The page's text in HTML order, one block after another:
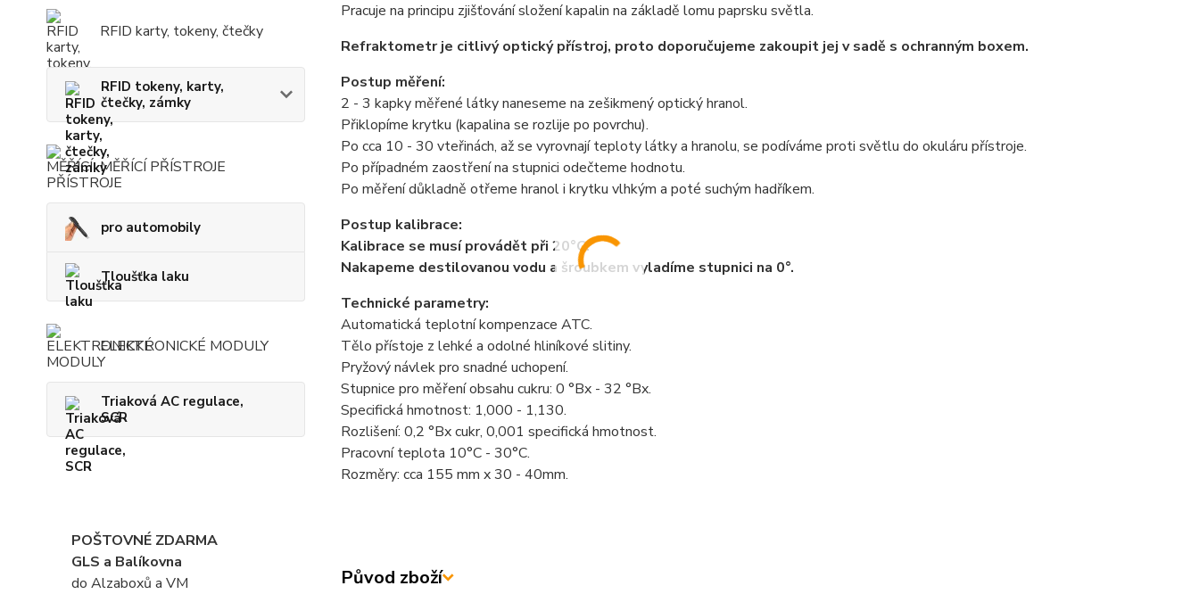
RFID karty, tokeny, čtečky
RFID tokeny, karty,
čtečky, zámky
MĚŘÍCÍ PŘÍSTROJE
pro automobily
Tloušťka laku
ELEKTRONICKÉ MODULY
Triaková AC regulace,
SCR
POŠTOVNÉ ZDARMA
GLS a Balíkovna
do Alzaboxů a VM
Pracuje na principu zjišťování složení kapalin na základě lomu paprsku světla.
Refraktometr je citlivý optický přístroj, proto doporučujeme zakoupit jej v sadě s ochranným boxem.
Postup měření:
2 - 3 kapky měřené látky naneseme na zešikmený optický hranol.
Přiklopíme krytku (kapalina se rozlije po povrchu).
Po cca 10 - 30 vteřinách, až se vyrovnají teploty látky a hranolu, se podíváme proti světlu do okuláru přístroje.
Po případném zaostření na stupnici odečteme hodnotu.
Po měření důkladně otřeme hranol i krytku vlhkým a poté suchým hadříkem.
Postup kalibrace:
Kalibrace se musí provádět při 20°C.
Nakapeme destilovanou vodu a šroubkem vyladíme stupnici na 0°.
Technické parametry:
Automatická teplotní kompenzace ATC.
Tělo přístoje z lehké a odolné hliníkové slitiny.
Pryžový návlek pro snadné uchopení.
Stupnice pro měření obsahu cukru: 0 °Bx - 32 °Bx.
Specifická hmotnost: 1,000 - 1,130.
Rozlišení: 0,2 °Bx cukr, 0,001 specifická hmotnost.
Pracovní teplota 10°C - 30°C.
Rozměry: cca 155 mm x 30 - 40mm.
Původ zboží